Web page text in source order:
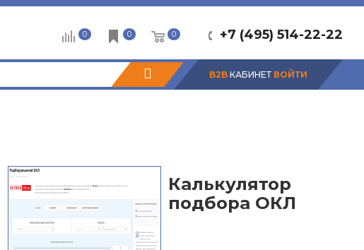
+7 (495) 514-22-22
0 0 0
B2B КАБИНЕТ ВОЙТИ
Калькулятор
подбора ОКЛ